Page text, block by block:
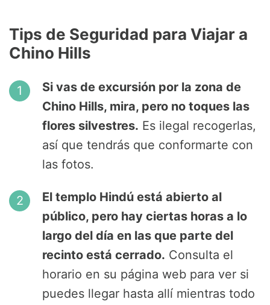
Tips de Seguridad para Viajar a
Chino Hills
Si vas de excursión por la zona de
Chino Hills, mira, pero no toques las
flores silvestres. Es ilegal recogerlas,
así que tendrás que conformarte con
las fotos.
El templo Hindú está abierto al
público, pero hay ciertas horas a lo
largo del día en las que parte del
recinto está cerrado. Consulta el
horario en su página web para ver si
puedes llegar hasta allí mientras todo